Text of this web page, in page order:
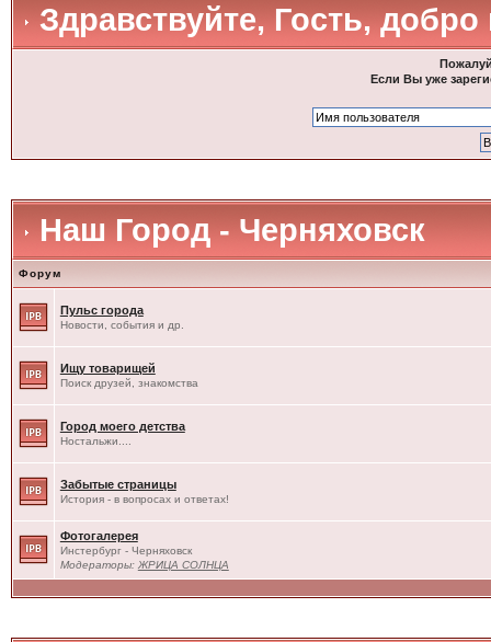
Здравствуйте, Гость,
Если Вы уже
Наш Город - Черняховск
Форум
Пульс города
Новости, события и др.
Ищу товарищей
Поиск друзей, знакомства
Город моего детства
Ностальжи....
Забытые страницы
История - в вопросах и ответах!
Фотогалерея
Инстербург - Черняховск
Модераторы: ЖРИЦА СОЛНЦА